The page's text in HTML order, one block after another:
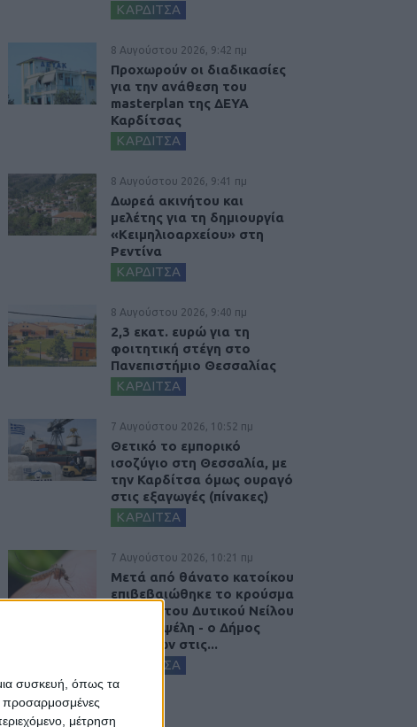
συσκευή, όπως τα
προσαρμοσμένες
μέτρηση
ΚΑΡΔΙΤΣΑ
8 Αυγούστου 2026, 9:42 πμ
Προχωρούν οι διαδικασίες
για την ανάθεση του
masterplan της ΔΕΥΑ
Καρδίτσας
ΚΑΡΔΙΤΣΑ
8 Αυγούστου 2026, 9:41 πμ
Δωρεά ακινήτου και
μελέτης για τη δημιουργία
«Κειμηλιοαρχείου» στη
Ρεντίνα
ΚΑΡΔΙΤΣΑ
8 Αυγούστου 2026, 9:40 πμ
2,3 εκατ. ευρώ για τη
φοιτητική στέγη στο
Πανεπιστήμιο Θεσσαλίας
ΚΑΡΔΙΤΣΑ
7 Αυγούστου 2026, 10:52 πμ
Θετικό το εμπορικό
ισοζύγιο στη Θεσσαλία, με
την Καρδίτσα όμως ουραγό
στις εξαγωγές (πίνακες)
ΚΑΡΔΙΤΣΑ
7 Αυγούστου 2026, 10:21 πμ
Μετά από θάνατο κατοίκου
επιβεβαιώθηκε το κρούσμα
του ιού του Δυτικού Νείλου
στην Κυψέλη - ο Δήμος
Σοφάδων στις...
ΚΑΡΔΙΤΣΑ